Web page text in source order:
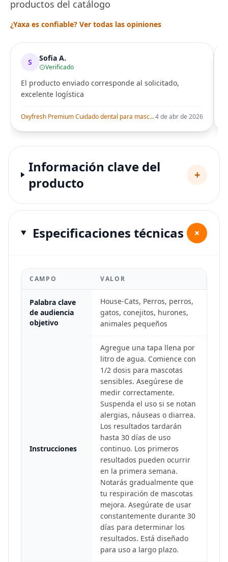
productos del catálogo
¿Yaxa es confiable? Ver todas las opiniones
S Sofia A.
Verificado
El producto enviado corresponde al solicitado,
excelente logística
Oxyfresh Premium Cuidado dental para mascota, aditivo para el agua, elimina el mal aliento, combate sarro, placa, solo tienes que añadirla al agua4 de abr de 2026
Información clave del
producto
+
Especificaciones técnicas +
CAMPO VALOR
Palabra clave
de audiencia
objetivo
House-Cats, Perros, perros,
gatos, conejitos, hurones,
animales pequeños
Instrucciones
Agregue una tapa llena por
litro de agua. Comience con
1/2 dosis para mascotas
sensibles. Asegúrese de
medir correctamente.
Suspenda el uso si se notan
alergias, náuseas o diarrea.
Los resultados tardarán
hasta 30 días de uso
continuo. Los primeros
resultados pueden ocurrir
en la primera semana.
Notarás gradualmente que
tu respiración de mascotas
mejora. Asegúrate de usar
constantemente durante 30
días para determinar los
resultados. Está diseñado
para uso a largo plazo.